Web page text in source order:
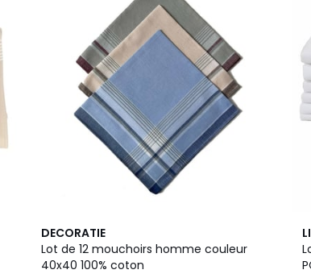
DECORATIE
Lot de 12 mouchoirs homme couleur
40x40 100% coton
5
/
5